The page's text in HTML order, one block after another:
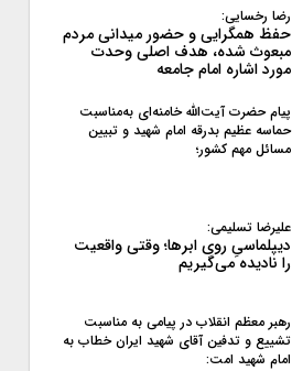
رضا رخسایی:
حفظ همگرایی و حضور میدانی مردم
مبعوث شده، هدف اصلی وحدت
مورد اشاره امام جامعه
پیام حضرت آیت‌الله خامنه‌ای به‌مناسبت
حماسه عظیم بدرقه امام شهید و تبیین
مسائل مهم کشور؛
علیرضا تسلیمی:
دیپلماسیِ روی ابرها؛ وقتی واقعیت
را نادیده می‌گیریم
رهبر معظم انقلاب در پیامی به‌ مناسبت
تشییع و تدفین آقای شهید ایران خطاب به
امام شهید امت: